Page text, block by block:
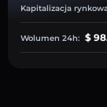
Kapitalizacja
Wolumen 24h: $